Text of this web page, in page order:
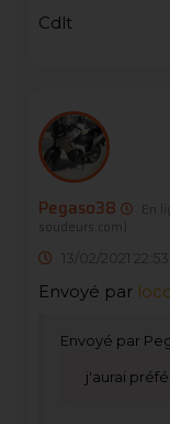
Cdlt
Pegaso38 En
soudeurs.com)
13/02/2021
Envoyé par
Envoyé par
j'aurai